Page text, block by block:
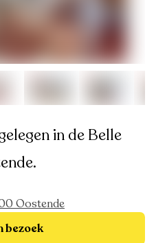
in de Belle
Oostende
bezoek